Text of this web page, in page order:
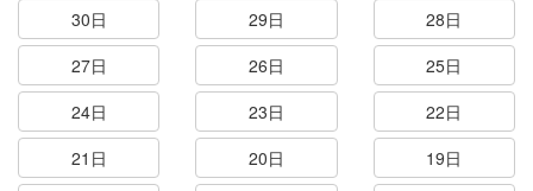
30日 29日
28日
27日
26日
25日
24日
23日
22日
21日
20日
19日